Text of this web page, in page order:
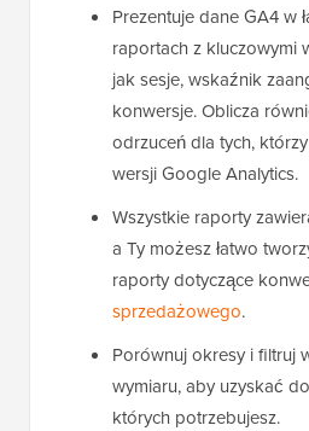
Prezentuje dane GA4 w
raportach z kluczowymi
jak sesje, wskaźnik
konwersje. Oblicza
odrzuceń dla tych,
wersji Google Analytics.
Wszystkie raporty
a Ty możesz łatwo
raporty dotyczące
sprzedażowego.
Porównuj okresy i filtruj
wymiaru, aby uzyskać
których potrzebujesz.